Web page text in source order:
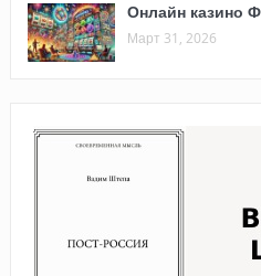
Онлайн казино
Март 31, 2026